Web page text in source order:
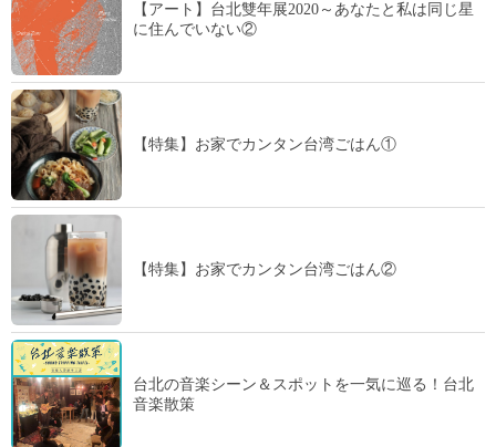
【アート】台北雙年展2020～あなたと私は同じ星
に住んでいない②
【特集】お家でカンタン台湾ごはん①
【特集】お家でカンタン台湾ごはん②
台北の音楽シーン＆スポットを一気に巡る！台北
音楽散策